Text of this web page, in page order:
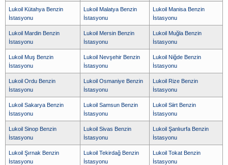
Lukoil Kütahya Benzin
İstasyonu
Lukoil Malatya Benzin
İstasyonu
Lukoil Manisa Benzin
İstasyonu
Lukoil Mardin Benzin
İstasyonu
Lukoil Mersin Benzin
İstasyonu
Lukoil Muğla Benzin
İstasyonu
Lukoil Muş Benzin
İstasyonu
Lukoil Nevşehir Benzin
İstasyonu
Lukoil Niğde Benzin
İstasyonu
Lukoil Ordu Benzin
İstasyonu
Lukoil Osmaniye Benzin
İstasyonu
Lukoil Rize Benzin
İstasyonu
Lukoil Sakarya Benzin
İstasyonu
Lukoil Samsun Benzin
İstasyonu
Lukoil Siirt Benzin
İstasyonu
Lukoil Sinop Benzin
İstasyonu
Lukoil Sivas Benzin
İstasyonu
Lukoil Şanlıurfa Benzin
İstasyonu
Lukoil Şırnak Benzin
İstasyonu
Lukoil Tekirdağ Benzin
İstasyonu
Lukoil Tokat Benzin
İstasyonu